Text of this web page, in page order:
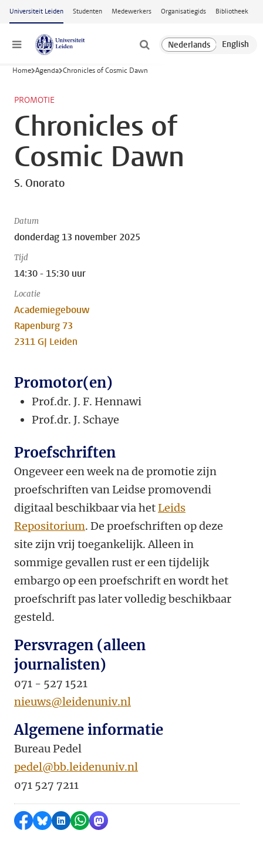
Ga naar hoofdinhoud
Universiteit Leiden Studenten Medewerkers Organisatiegids Bibliotheek
Menu
Home Agenda Chronicles of Cosmic Dawn
PROMOTIE
Chronicles of
Cosmic Dawn
S. Onorato
Datum
donderdag 13 november 2025
Tijd
14:30 - 15:30 uur
Locatie
Academiegebouw
Rapenburg 73
2311 GJ Leiden
Promotor(en)
Prof.dr. J. F. Hennawi
Prof.dr. J. Schaye
Proefschriften
Ongeveer een week na de promotie zijn
proefschriften van Leidse promovendi
digitaal beschikbaar via hetLeids
Repositorium. De proefschriften op deze
site zijn vrij toegankelijk. Alleen in
sommige gevallen rust er een tijdelijk
embargo op een proefschrift en wordt het
proefschrift pas later volledig beschikbaar
gesteld.
Persvragen (alleen
journalisten)
071 - 527 1521
nieuws@leidenuniv.nl
Algemene informatie
Bureau Pedel
pedel@bb.leidenuniv.nl
071 527 7211
Delen op Facebook
Delen via Bluesky
Delen op LinkedIn
Delen via WhatsApp
Delen via Mastodon